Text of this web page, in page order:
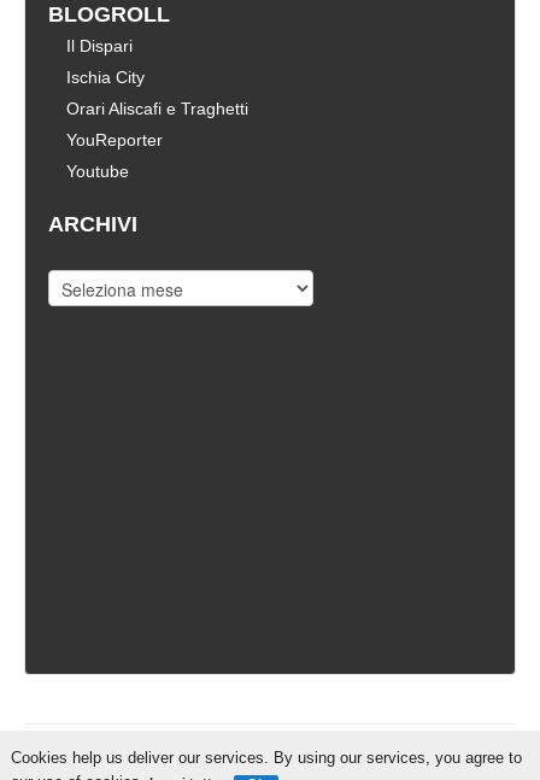
BLOGROLL
Il Dispari
Ischia City
Orari Aliscafi e Traghetti
YouReporter
Youtube
ARCHIVI
IschiaReporter.it - Curato daPietro Coppa
Cookies help us deliver our services. By using our services, you agree to